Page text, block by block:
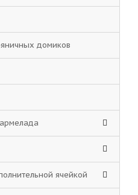
домиков
ячейкой